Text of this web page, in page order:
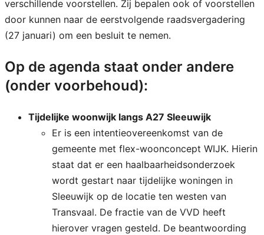
verschillende voorstellen. Zij bepalen ook of voorstellen
door kunnen naar de eerstvolgende raadsvergadering
(27 januari) om een besluit te nemen.
Op de agenda staat onder andere
(onder voorbehoud):
Tijdelijke woonwijk langs A27 Sleeuwijk
Er is een intentieovereenkomst van de
gemeente met flex-woonconcept WIJK. Hierin
staat dat er een haalbaarheidsonderzoek
wordt gestart naar tijdelijke woningen in
Sleeuwijk op de locatie ten westen van
Transvaal. De fractie van de VVD heeft
hierover vragen gesteld. De beantwoording